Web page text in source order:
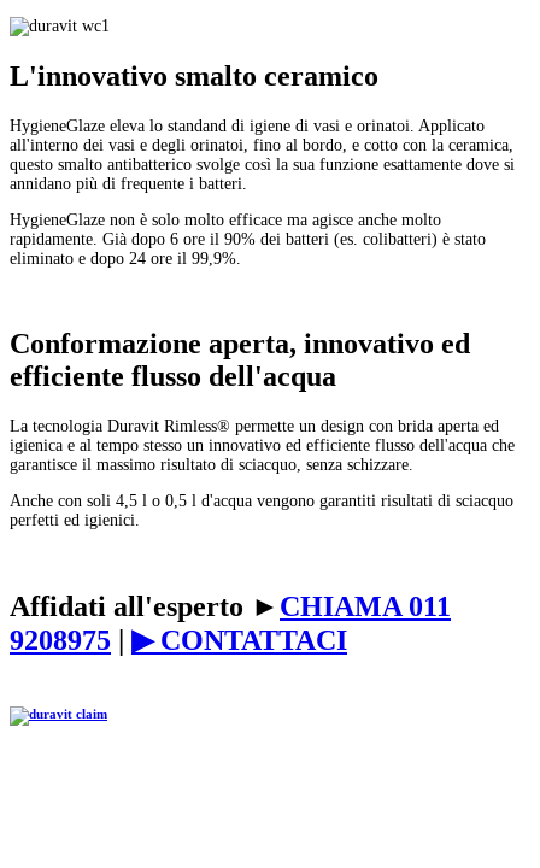
L'innovativo smalto ceramico
HygieneGlaze eleva lo standand di igiene di vasi e orinatoi. Applicato
all'interno dei vasi e degli orinatoi, fino al bordo, e cotto con la ceramica,
questo smalto antibatterico svolge così la sua funzione esattamente dove si
annidano più di frequente i batteri.
HygieneGlaze non è solo molto efficace ma agisce anche molto
rapidamente. Già dopo 6 ore il 90% dei batteri (es. colibatteri) è stato
eliminato e dopo 24 ore il 99,9%.
Conformazione aperta, innovativo ed
efficiente flusso dell'acqua
La tecnologia Duravit Rimless® permette un design con brida aperta ed
igienica e al tempo stesso un innovativo ed efficiente flusso dell'acqua che
garantisce il massimo risultato di sciacquo, senza schizzare.
Anche con soli 4,5 l o 0,5 l d'acqua vengono garantiti risultati di sciacquo
perfetti ed igienici.
Affidati all'esperto ► CHIAMA 011
9208975
▶ CONTATTACI